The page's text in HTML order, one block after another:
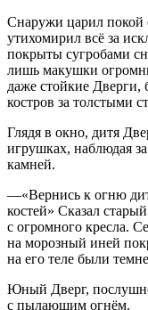
Снаружи царил покой
утихомирил всё за
покрыты сугробами
лишь макушки
даже стойкие Дверги,
костров за толстыми
Глядя в окно, дитя
игрушках, наблюдая
камней.
—«Вернись к огню
костей» Сказал
с огромного кресла.
на морозный иней
на его теле были
Юный Дверг,
с пылающим огнём.